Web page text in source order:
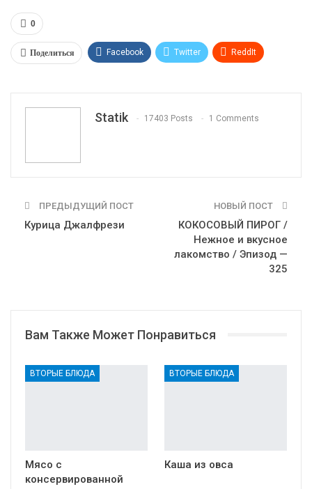
0
Поделиться Facebook Twitter ReddIt
Statik 17403 Posts 1 Comments
ПРЕДЫДУЩИЙ ПОСТ
Курица Джалфрези
НОВЫЙ ПОСТ
КОКОСОВЫЙ ПИРОГ /
Нежное и вкусное
лакомство / Эпизод —
325
Вам Также Может Понравиться
ВТОРЫЕ БЛЮДА
Мясо с
консервированной
ВТОРЫЕ БЛЮДА
Каша из овса